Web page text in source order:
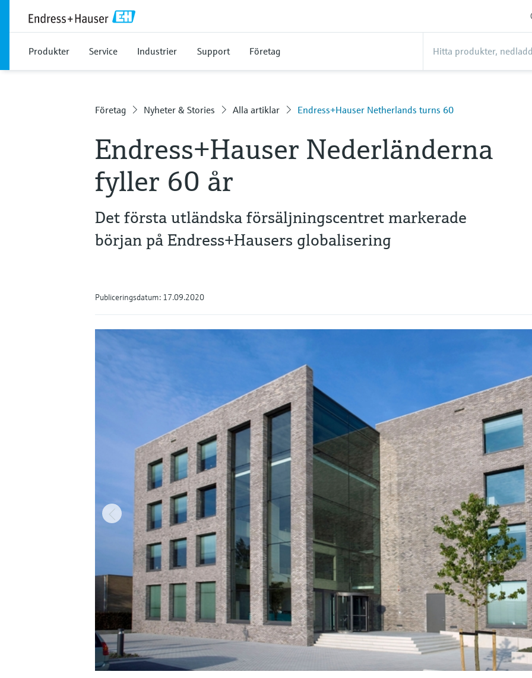
Produkter Service Industrier Support Företag
Företag Nyheter & Stories Alla artiklar Endress+Hauser Netherlands turns 60
Endress+Hauser Nederländerna
fyller 60 år
Det första utländska försäljningscentret markerade
början på Endress+Hausers globalisering
Publiceringsdatum: 17.09.2020